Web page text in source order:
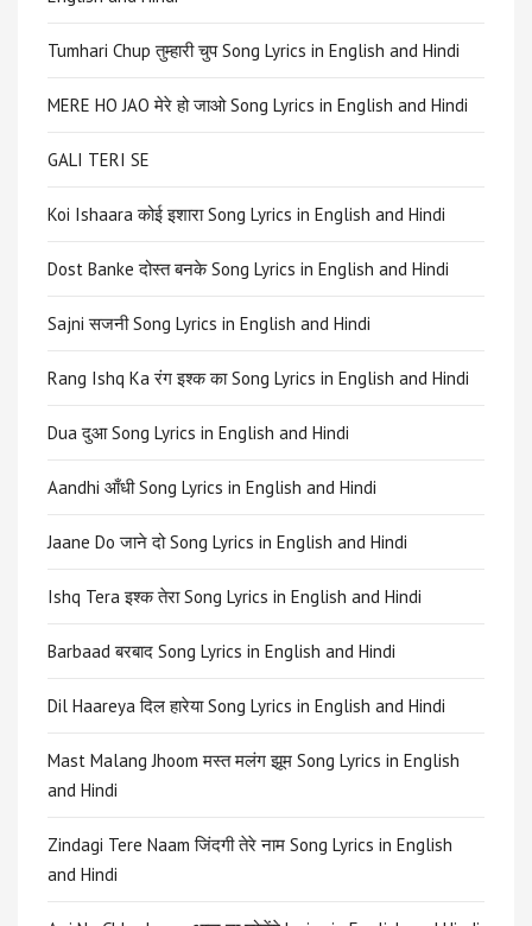
Tumhari Chup तुम्हारी चुप Song Lyrics in English and Hindi
MERE HO JAO मेरे हो जाओ Song Lyrics in English and Hindi
GALI TERI SE
Koi Ishaara कोई इशारा Song Lyrics in English and Hindi
Dost Banke दोस्त बनके Song Lyrics in English and Hindi
Sajni सजनी Song Lyrics in English and Hindi
Rang Ishq Ka रंग इश्क का Song Lyrics in English and Hindi
Dua दुआ Song Lyrics in English and Hindi
Aandhi आँधी Song Lyrics in English and Hindi
Jaane Do जाने दो Song Lyrics in English and Hindi
Ishq Tera इश्क तेरा Song Lyrics in English and Hindi
Barbaad बरबाद Song Lyrics in English and Hindi
Dil Haareya दिल हारेया Song Lyrics in English and Hindi
Mast Malang Jhoom मस्त मलंग झूम Song Lyrics in English
and Hindi
Zindagi Tere Naam जिंदगी तेरे नाम Song Lyrics in English
and Hindi